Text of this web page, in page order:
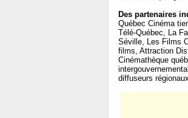
Des partenaires
Québec Cinéma
Télé-Québec, La
Séville, Les Films
films, Attraction
Cinémathèque
diffuseurs régionaux.